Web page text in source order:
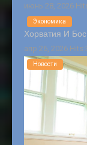
июнь 28, 2026
Хорватия И
апр 26, 2026
Экономика
Новости